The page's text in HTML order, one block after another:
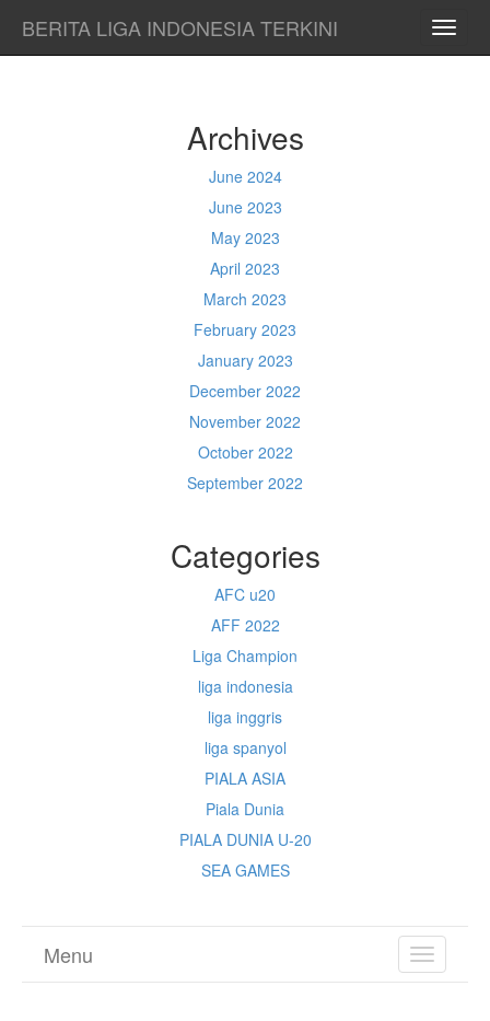
BERITA LIGA INDONESIA TERKINI
Archives
June 2024
June 2023
May 2023
April 2023
March 2023
February 2023
January 2023
December 2022
November 2022
October 2022
September 2022
Categories
AFC u20
AFF 2022
Liga Champion
liga indonesia
liga inggris
liga spanyol
PIALA ASIA
Piala Dunia
PIALA DUNIA U-20
SEA GAMES
TOGGLE
Menu